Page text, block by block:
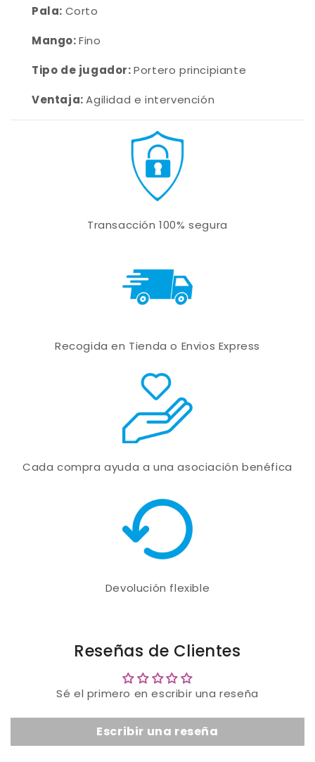
Pala: Corto
Mango: Fino
Tipo de jugador:Portero principiante
Ventaja: Agilidad e intervención
Transacción 100% segura
Recogida en Tienda o Envios Express
Cada compra ayuda a una asociación benéfica
Devolución flexible
Reseñas de Clientes
Sé el primero en escribir una reseña
Escribir una reseña